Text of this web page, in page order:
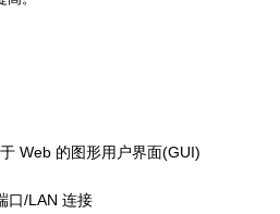
Web 的图形用户界面(GUI)
口/LAN 连接